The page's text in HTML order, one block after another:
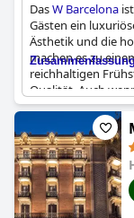
DasW Barcelona
Gästen ein
Ästhetik und die
machen es zu
reichhaltigen
Qualität. Auch
Hotel nicht dem
einig, dass es
Erlebnis hat seinen
ist dasW Barcelona
erstklassige
Gäste loben die
danken dem